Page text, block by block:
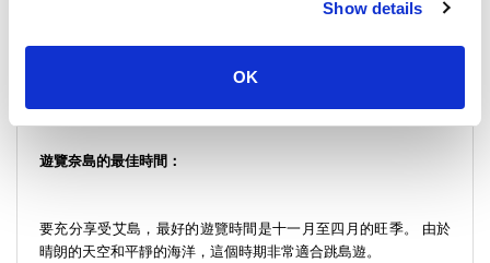
Show details
OK
這趟旅程不只是一種交通工具； 這是你冒險的關鍵部分。 這次旅
行的每一刻都將帶來難忘的體驗。 它凸顯了世界上這個美麗地區
遊覽奈島的最佳時間：
要充分享受艾島，最好的遊覽時間是十一月至四月的旺季。 由於
晴朗的天空和平靜的海洋，這個時期非常適合跳島遊。